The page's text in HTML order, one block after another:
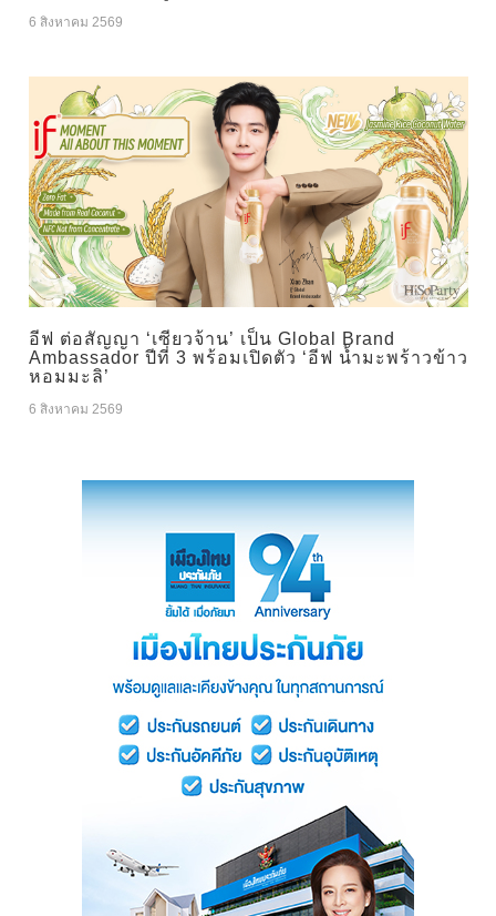
6 สิงหาคม 2569
อีฟ ต่อสัญญา ‘เซียวจ้าน’ เป็น Global Brand
Ambassador ปีที่ 3 พร้อมเปิดตัว ‘อีฟ น้ำมะพร้าวข้าว
หอมมะลิ’
6 สิงหาคม 2569